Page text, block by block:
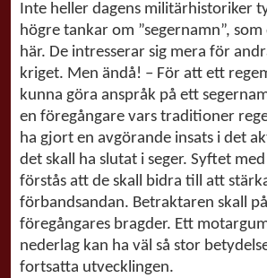
Inte heller dagens militärhistoriker
högre tankar om ”segernamn”,
här. De intresserar sig mera för
kriget. Men ändå! – För att ett
kunna göra anspråk på ett
en föregångare vars traditioner
ha gjort en avgörande insats i det
det skall ha slutat i seger. Syftet
förstås att de skall bidra till att
förbandsandan. Betraktaren skall
föregångares bragder. Ett
nederlag kan ha väl så stor
fortsatta utvecklingen.